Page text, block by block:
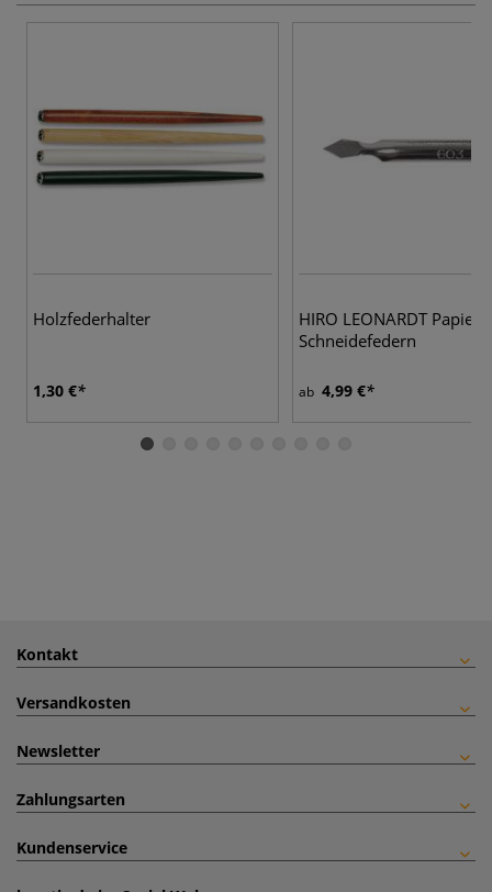
Holzfederhalter
1,30 €
HIRO LEONARDT Papier-
Schneidefedern
ab 4,99 €
Kontakt
Versandkosten
Newsletter
Zahlungsarten
Kundenservice